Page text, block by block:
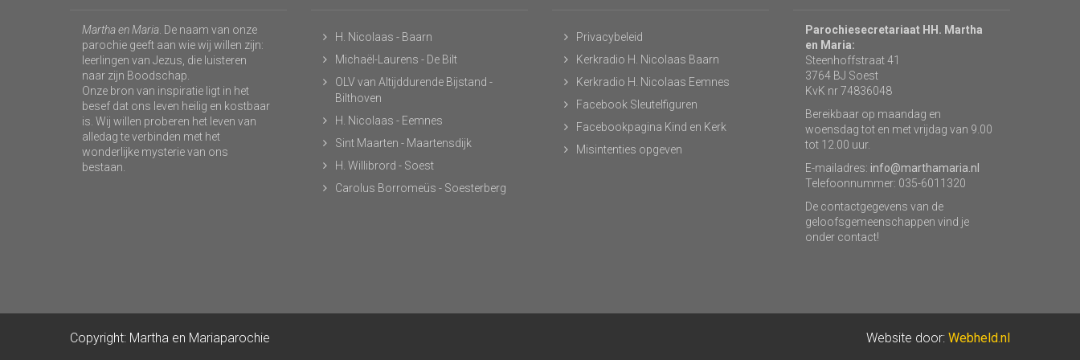
Martha en Maria . De naam van onze
parochie geeft aan wie wij willen zijn:
leerlingen van Jezus, die luisteren
naar zijn Boodschap.
Onze bron van inspiratie ligt in het
besef dat ons leven heilig en kostbaar
is. Wij willen proberen het leven van
alledag te verbinden met het
wonderlijke mysterie van ons
bestaan.
H. Nicolaas - Baarn
Michaël-Laurens - De Bilt
OLV van Altijddurende Bijstand -
Bilthoven
H. Nicolaas - Eemnes
Sint Maarten - Maartensdijk
H. Willibrord - Soest
Carolus Borromeüs - Soesterberg
Privacybeleid
Kerkradio H. Nicolaas Baarn
Kerkradio H. Nicolaas Eemnes
Facebook Sleutelfiguren
Facebookpagina Kind en Kerk
Misintenties opgeven
Parochiesecretariaat HH. Martha
en Maria:
Steenhoffstraat 41
3764 BJ Soest
KvK nr 74836048
Bereikbaar op maandag en
woensdag tot en met vrijdag van 9.00
tot 12.00 uur.
E-mailadres: info@marthamaria.nl
Telefoonnummer: 035-6011320
De contactgegevens van de
geloofsgemeenschappen vind je
onder contact!
Copyright: Martha en Mariaparochie Website door: Webheld.nl